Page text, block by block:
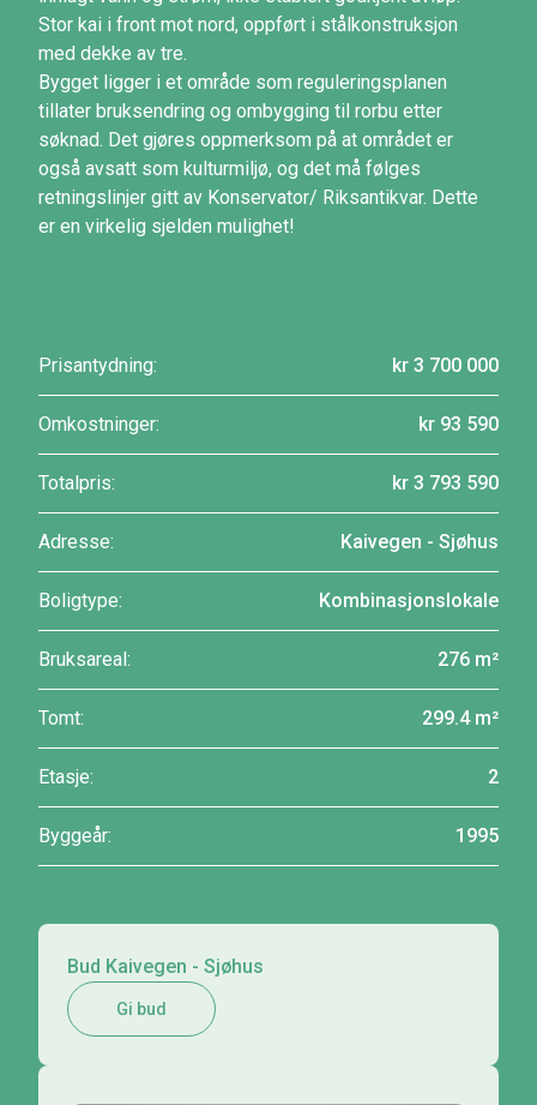
Stor kai i front mot nord, oppført i stålkonstruksjon
med dekke av tre.
Bygget ligger i et område som reguleringsplanen
tillater bruksendring og ombygging til rorbu etter
søknad. Det gjøres oppmerksom på at området er
også avsatt som kulturmiljø, og det må følges
retningslinjer gitt av Konservator/ Riksantikvar. Dette
er en virkelig sjelden mulighet!
Prisantydning: kr 3 700 000
Omkostninger: kr 93 590
Totalpris: kr 3 793 590
Adresse: Kaivegen - Sjøhus
Boligtype: Kombinasjonslokale
Bruksareal: 276 m²
Tomt: 299.4 m²
Etasje: 2
Byggeår: 1995
Bud Kaivegen - Sjøhus
Gi bud